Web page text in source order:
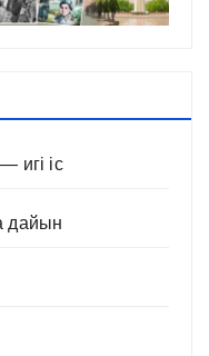
игі іс
дайын